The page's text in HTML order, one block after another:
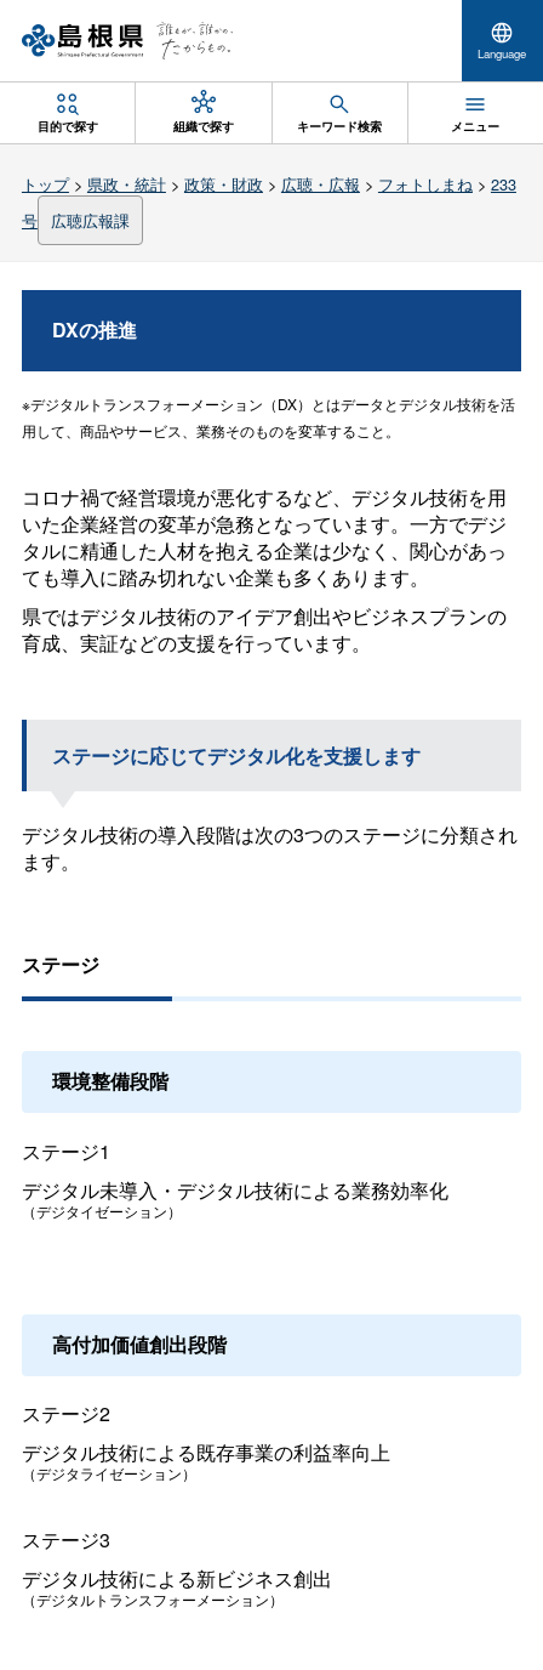
Language
目的で探す 組織で探す キーワード検索 メニュー
トップ> 県政・統計> 政策・財政 > 広聴・広報 > フォトしまね> 233
号
広聴広報課
DXの推進
※デジタルトランスフォーメーション（DX）とはデータとデジタル技術を活
用して、商品やサービス、業務そのものを変革すること。
コロナ禍で経営環境が悪化するなど、デジタル技術を用
いた企業経営の変革が急務となっています。一方でデジ
タルに精通した人材を抱える企業は少なく、関心があっ
ても導入に踏み切れない企業も多くあります。
県ではデジタル技術のアイデア創出やビジネスプランの
育成、実証などの支援を行っています。
ステージに応じてデジタル化を支援します
デジタル技術の導入段階は次の3つのステージに分類され
ます。
ステージ
環境整備段階
ステージ1
デジタル未導入・デジタル技術による業務効率化
（デジタイゼーション）
高付加価値創出段階
ステージ2
デジタル技術による既存事業の利益率向上
（デジタライゼーション）
ステージ3
デジタル技術による新ビジネス創出
（デジタルトランスフォーメーション）